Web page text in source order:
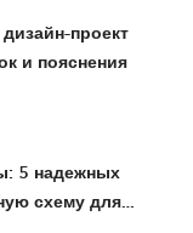
проект
и пояснения
5 надежных
схему для